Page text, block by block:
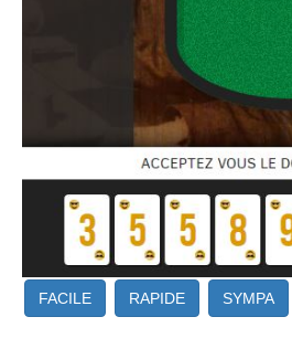
FACILE RAPIDE SYMPA